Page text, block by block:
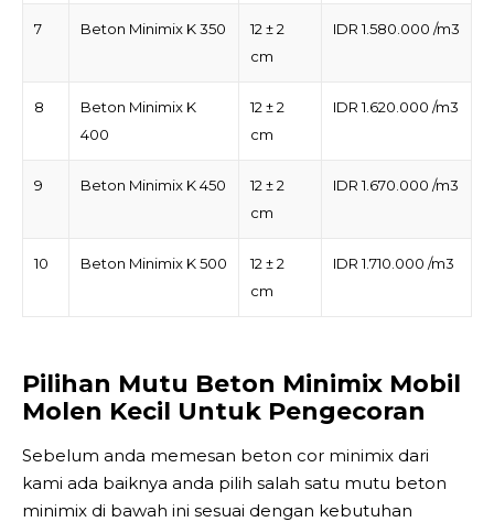
7 Beton Minimix K 350
12 ± 2
cm
IDR 1.580.000 /m3
8
Beton Minimix K
400
12 ± 2
cm
IDR 1.620.000 /m3
9 Beton Minimix K 450
12 ± 2
cm
IDR 1.670.000 /m3
10 Beton Minimix K 500
12 ± 2
cm
IDR 1.710.000 /m3
Pilihan Mutu Beton Minimix Mobil
Molen Kecil Untuk Pengecoran
Sebelum anda memesan beton cor minimix dari
kami ada baiknya anda pilih salah satu mutu beton
minimix di bawah ini sesuai dengan kebutuhan